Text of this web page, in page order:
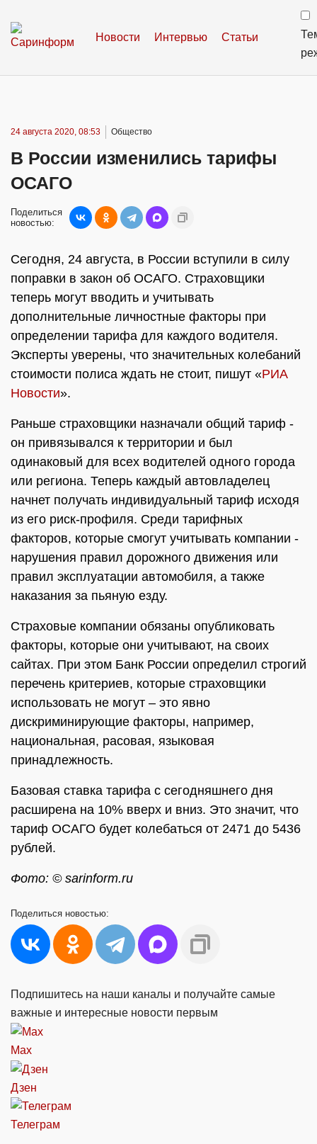
Новости Интервью Статьи
24 августа 2020, 08:53 Общество
В России изменились тарифы
ОСАГО
Поделиться
новостью:
Сегодня, 24 августа, в России вступили в силу
поправки в закон об ОСАГО. Страховщики
теперь могут вводить и учитывать
дополнительные личностные факторы при
определении тарифа для каждого водителя.
Эксперты уверены, что значительных колебаний
стоимости полиса ждать не стоит, пишут «РИА
Новости».
Раньше страховщики назначали общий тариф -
он привязывался к территории и был
одинаковый для всех водителей одного города
или региона. Теперь каждый автовладелец
начнет получать индивидуальный тариф исходя
из его риск-профиля. Среди тарифных
факторов, которые смогут учитывать компании -
нарушения правил дорожного движения или
правил эксплуатации автомобиля, а также
наказания за пьяную езду.
Страховые компании обязаны опубликовать
факторы, которые они учитывают, на своих
сайтах. При этом Банк России определил строгий
перечень критериев, которые страховщики
использовать не могут – это явно
дискриминирующие факторы, например,
национальная, расовая, языковая
принадлежность.
Базовая ставка тарифа с сегодняшнего дня
расширена на 10% вверх и вниз. Это значит, что
тариф ОСАГО будет колебаться от 2471 до 5436
рублей.
Фото: © sarinform.ru
Поделиться новостью:
Подпишитесь на наши каналы и получайте самые
важные и интересные новости первым
Max
Дзен
Телеграм